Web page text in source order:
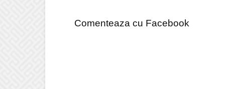
Comenteaza cu Facebook